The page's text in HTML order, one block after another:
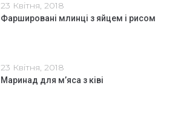
23 Квітня, 2018
Фаршировані млинці з яйцем і рисом
23 Квітня, 2018
Маринад для м’яса з ківі